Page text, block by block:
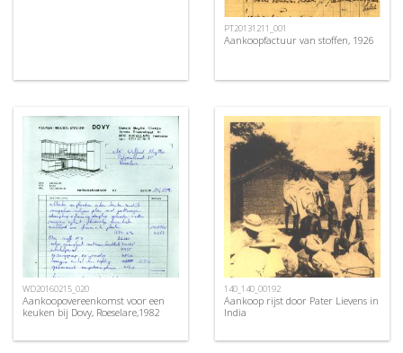
PT20131211_001
Aankoopfactuur van stoffen, 1926
WD20160215_020
Aankoopovereenkomst voor een
keuken bij Dovy, Roeselare,1982
140_140_00192
Aankoop rijst door Pater Lievens in
India